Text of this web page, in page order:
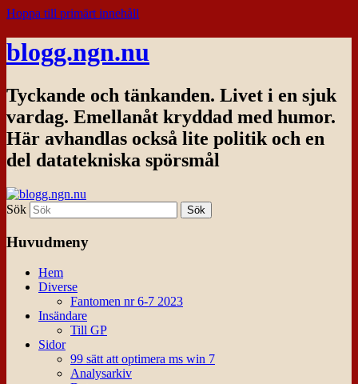
Hoppa till primärt innehåll
blogg.ngn.nu
Tyckande och tänkanden. Livet i en sjuk
vardag. Emellanåt kryddad med humor.
Här avhandlas också lite politik och en
del datatekniska spörsmål
Sök
Huvudmeny
Hem
Diverse
Fantomen nr 6-7 2023
Insändare
Till GP
Sidor
99 sätt att optimera ms win 7
Analysarkiv